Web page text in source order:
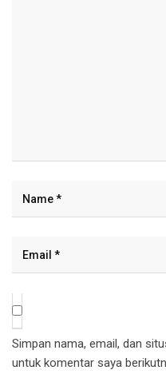
Simpan nama, email, dan
untuk komentar saya